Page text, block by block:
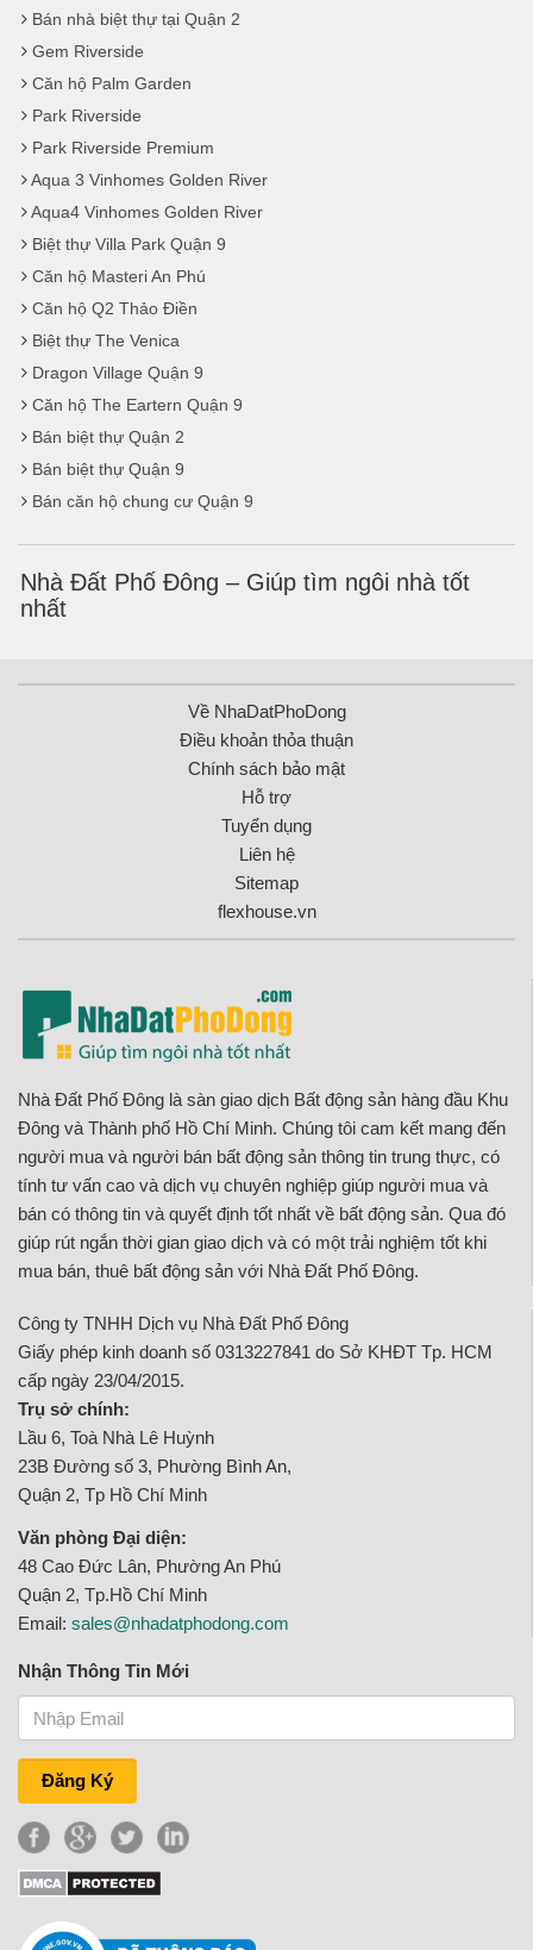
Bán nhà biệt thự tại Quận 2
Gem Riverside
Căn hộ Palm Garden
Park Riverside
Park Riverside Premium
Aqua 3 Vinhomes Golden River
Aqua4 Vinhomes Golden River
Biệt thự Villa Park Quận 9
Căn hộ Masteri An Phú
Căn hộ Q2 Thảo Điền
Biệt thự The Venica
Dragon Village Quận 9
Căn hộ The Eartern Quận 9
Bán biệt thự Quận 2
Bán biệt thự Quận 9
Bán căn hộ chung cư Quận 9
Nhà Đất Phố Đông – Giúp tìm ngôi nhà tốt
nhất
Về NhaDatPhoDong
Điều khoản thỏa thuận
Chính sách bảo mật
Hỗ trợ
Tuyển dụng
Liên hệ
Sitemap
flexhouse.vn
Nhà Đất Phố Đông là sàn giao dịch Bất động sản hàng đầu Khu
Đông và Thành phố Hồ Chí Minh. Chúng tôi cam kết mang đến
người mua và người bán bất động sản thông tin trung thực, có
tính tư vấn cao và dịch vụ chuyên nghiệp giúp người mua và
bán có thông tin và quyết định tốt nhất về bất động sản. Qua đó
giúp rút ngắn thời gian giao dịch và có một trải nghiệm tốt khi
mua bán, thuê bất động sản với Nhà Đất Phố Đông.
Công ty TNHH Dịch vụ Nhà Đất Phố Đông
Giấy phép kinh doanh số 0313227841 do Sở KHĐT Tp. HCM
cấp ngày 23/04/2015.
Trụ sở chính:
Lầu 6, Toà Nhà Lê Huỳnh
23B Đường số 3, Phường Bình An,
Quận 2, Tp Hồ Chí Minh
Văn phòng Đại diện:
48 Cao Đức Lân, Phường An Phú
Quận 2, Tp.Hồ Chí Minh
Email: sales@nhadatphodong.com
Nhận Thông Tin Mới
Đăng Ký